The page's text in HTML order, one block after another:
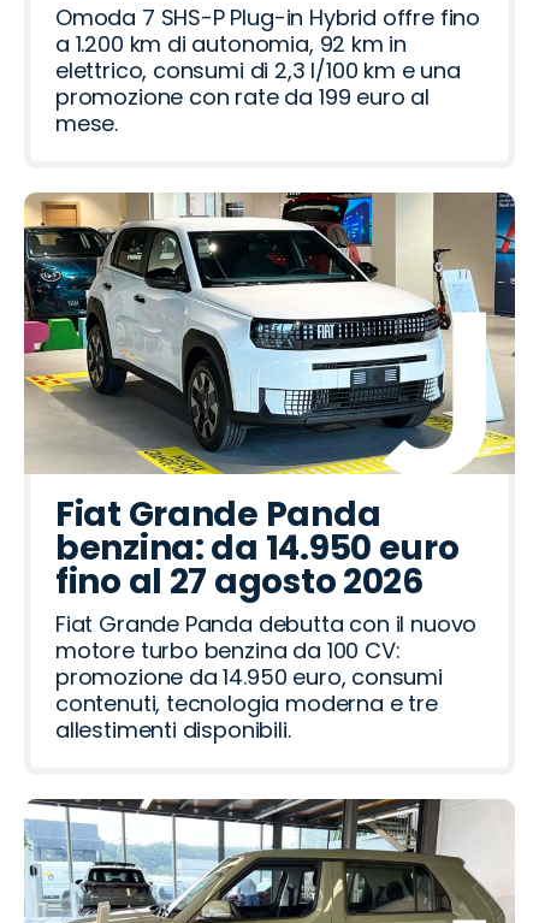
Omoda 7 SHS-P Plug-in Hybrid offre fino
a 1.200 km di autonomia, 92 km in
elettrico, consumi di 2,3 l/100 km e una
promozione con rate da 199 euro al
mese.
Fiat Grande Panda
benzina: da 14.950 euro
fino al 27 agosto 2026
Fiat Grande Panda debutta con il nuovo
motore turbo benzina da 100 CV:
promozione da 14.950 euro, consumi
contenuti, tecnologia moderna e tre
allestimenti disponibili.